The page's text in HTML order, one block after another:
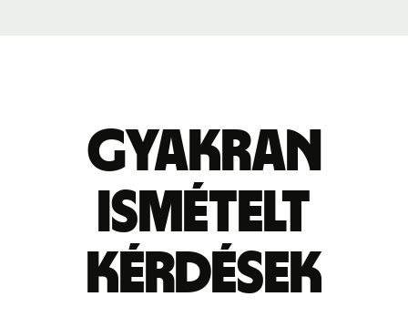
Gyakran
ismételt
kérdések